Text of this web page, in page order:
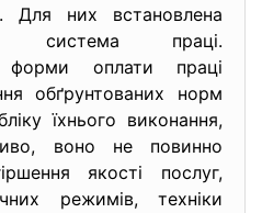
Для них встановлена
система праці.
форми оплати праці
обґрунтованих норм
їхнього виконання,
воно не повинно
якості послуг,
режимів, техніки